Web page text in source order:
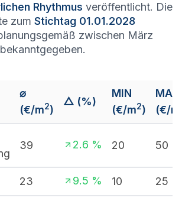
Rhythmus veröffentlicht. Die
zum Stichtag 01.01.2028
zwischen März
⌀
(€/m2)
△ (%)
MIN
(€/m2)
MAX
(€/m
39 2.6 % 20 50
23 9.5 % 10 25